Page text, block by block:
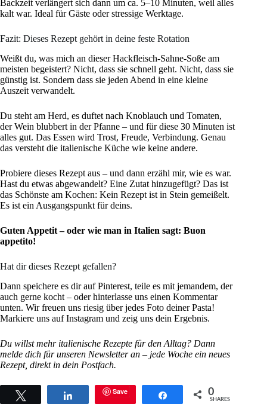
Backzeit verlängert sich dann um ca. 5–10 Minuten, weil alles
kalt war. Ideal für Gäste oder stressige Werktage.
Fazit: Dieses Rezept gehört in deine feste Rotation
Weißt du, was mich an dieser Hackfleisch-Sahne-Soße am
meisten begeistert? Nicht, dass sie schnell geht. Nicht, dass sie
günstig ist. Sondern dass sie jeden Abend in eine kleine
Auszeit verwandelt.
Du steht am Herd, es duftet nach Knoblauch und Tomaten,
der Wein blubbert in der Pfanne – und für diese 30 Minuten ist
alles gut. Das Essen wird Trost, Freude, Verbindung. Genau
das versteht die italienische Küche wie keine andere.
Probiere dieses Rezept aus – und dann erzähl mir, wie es war.
Hast du etwas abgewandelt? Eine Zutat hinzugefügt? Das ist
das Schönste am Kochen: Kein Rezept ist in Stein gemeißelt.
Es ist ein Ausgangspunkt für deins.
Guten Appetit – oder wie man in Italien sagt: Buon
appetito!
Hat dir dieses Rezept gefallen?
Dann speichere es dir auf Pinterest, teile es mit jemandem, der
auch gerne kocht – oder hinterlasse uns einen Kommentar
unten. Wir freuen uns riesig über jedes Foto deiner Pasta!
Markiere uns auf Instagram und zeig uns dein Ergebnis.
Du willst mehr italienische Rezepte für den Alltag? Dann
melde dich für unseren Newsletter an – jede Woche ein neues
Rezept, direkt in dein Postfach.
Save Share 0
SHARES